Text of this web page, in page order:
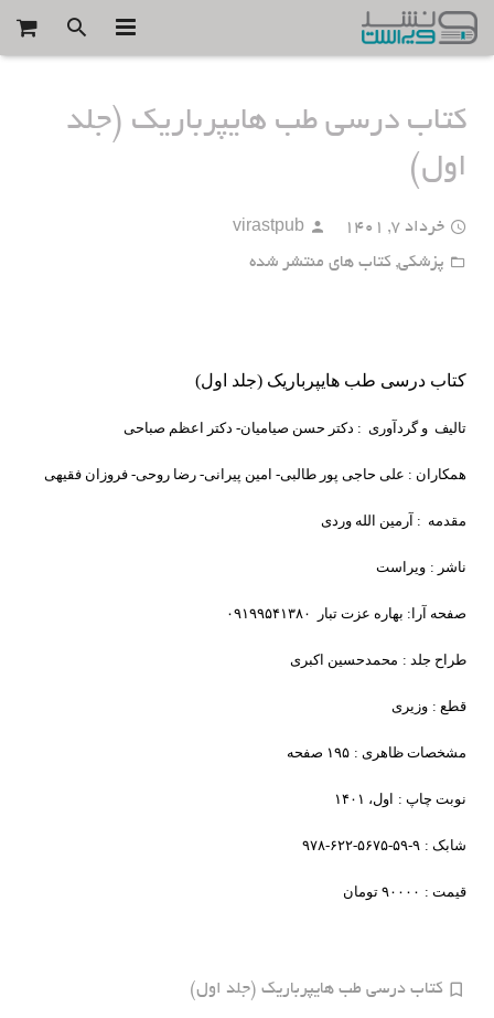
خدمات ما
صفحه آرایی کتاب
ارسال اثر
کتاب های منتشر شده
فروشگاه
درباره ما
کتاب درسی طب هایپرباریک (جلد
اول)
خرداد 7, 1401
virastpub
پزشکی, کتاب های منتشر شده
کتاب درسی طب هایپرباریک (جلد اول)
تالیف و گردآوری : دکتر حسن صیامیان- دکتر اعظم صباحی
همکاران : علی حاجی پور طالبی- امین پیرانی- رضا روحی- فروزان فقیهی
مقدمه : آرمین الله وردی
ناشر : ویراست
صفحه آرا: بهاره عزت تبار ۰۹۱۹۹۵۴۱۳۸۰
طراح جلد : محمدحسین اکبری
قطع : وزیری
مشخصات ظاهری : ۱۹۵ صفحه
نوبت چاپ : اول، ۱۴۰۱
شابک : ۹-۵۹-۵۶۷۵-۶۲۲-۹۷۸
قیمت : ۹۰۰۰۰ تومان
کتاب درسی طب هایپرباریک (جلد اول)